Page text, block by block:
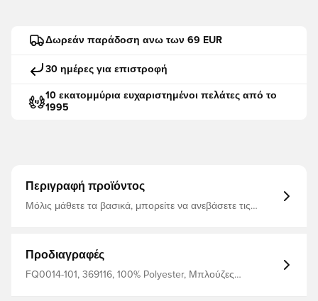
Δωρεάν παράδοση ανω των 69 EUR
30 ημέρες για επιστροφή
10 εκατομμύρια ευχαριστημένοι πελάτες από το
1995
Περιγραφή προϊόντος
Μόλις μάθετε τα βασικά, μπορείτε να ανεβάσετε τις
έντονη.
Προδιαγραφές
FQ0014-101, 369116, 100% Polyester, Μπλούζες